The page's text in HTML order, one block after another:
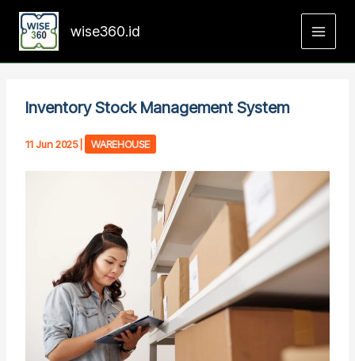
Skip
content
wise360.id
Inventory Stock Management System
11 Jun 2025 WAREHOUSE